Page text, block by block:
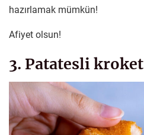
hazırlamak mümkün!
Afiyet olsun!
3. Patatesli kroket